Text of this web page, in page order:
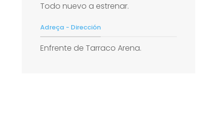
Todo nuevo a estrenar.
Adreça - Dirección
Enfrente de Tarraco Arena.